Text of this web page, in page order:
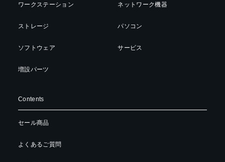
ワークステーション
ストレージ
ソフトウェア
増設パーツ
ネットワーク機器
パソコン
サービス
Contents
セール商品
よくあるご質問